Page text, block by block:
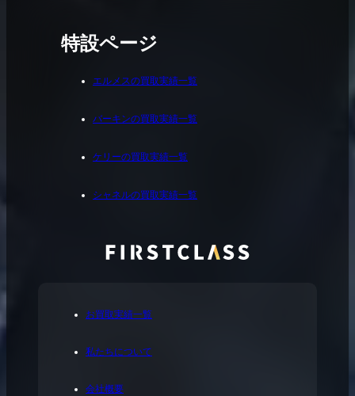
お買取実績一覧
私たちについて
会社概要
特設ページ
エルメスの買取実績一覧
バーキンの買取実績一覧
ケリーの買取実績一覧
シャネルの買取実績一覧